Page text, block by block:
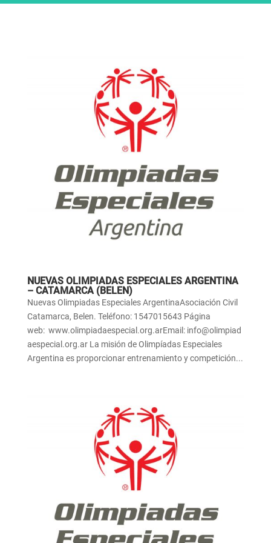
NUEVAS OLIMPIADAS ESPECIALES ARGENTINA
– CATAMARCA (BELEN)
Nuevas Olimpiadas Especiales ArgentinaAsociación Civil
Catamarca, Belen. Teléfono: 1547015643 Página
web: www.olimpiadaespecial.org.arEmail: info@olimpiad
aespecial.org.ar La misión de Olimpíadas Especiales
Argentina es proporcionar entrenamiento y competición...